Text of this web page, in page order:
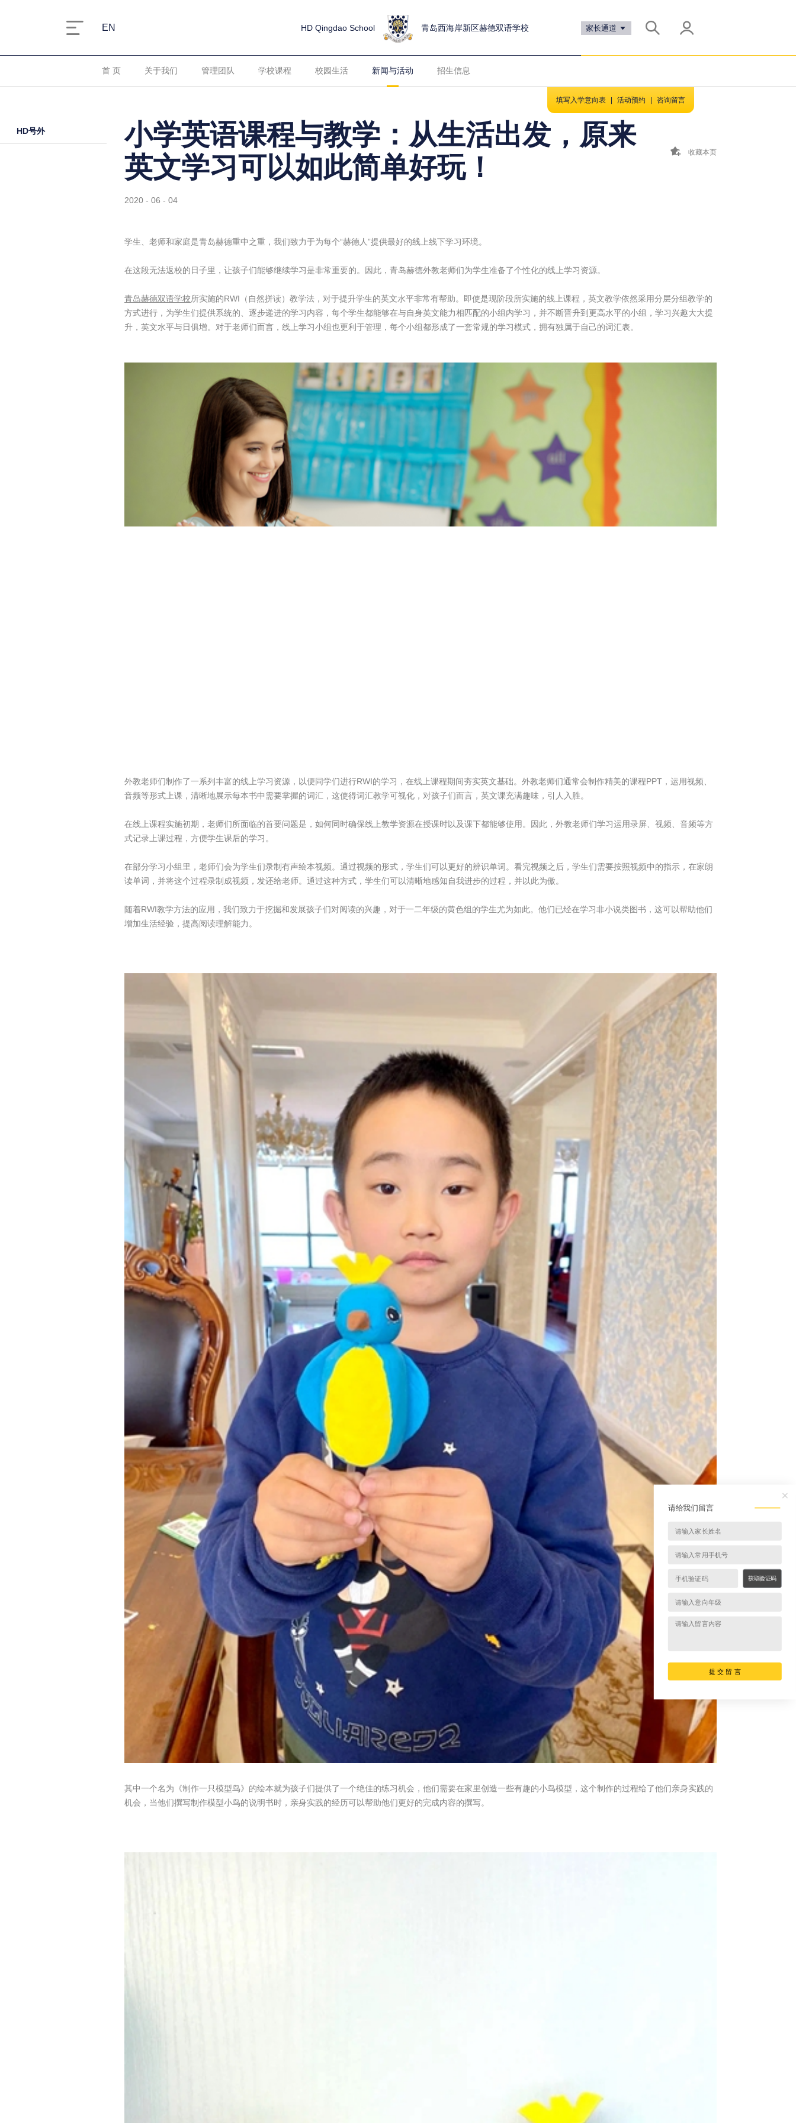
EN 家长通道
HD Qingdao School 青岛西海岸新区赫德双语学校
首 页 关于我们 管理团队 学校课程 校园生活 新闻与活动 招生信息
填写入学意向表 活动预约 咨询留言
HD号外
小学英语课程与教学：从生活出发，原来
英文学习可以如此简单好玩！
收藏本页
2020 - 06 - 04
学生、老师和家庭是青岛赫德重中之重，我们致力于为每个“赫德人”提供最好的线上线下学习环境。
在这段无法返校的日子里，让孩子们能够继续学习是非常重要的。因此，青岛赫德外教老师们为学生准备了个性化的线上学习资源。
青岛赫德双语学校所实施的RWI（自然拼读）教学法，对于提升学生的英文水平非常有帮助。即使是现阶段所实施的线上课程，英文教学依然采用分层分组教学的
方式进行，为学生们提供系统的、逐步递进的学习内容，每个学生都能够在与自身英文能力相匹配的小组内学习，并不断晋升到更高水平的小组，学习兴趣大大提
升，英文水平与日俱增。对于老师们而言，线上学习小组也更利于管理，每个小组都形成了一套常规的学习模式，拥有独属于自己的词汇表。
外教老师们制作了一系列丰富的线上学习资源，以便同学们进行RWI的学习，在线上课程期间夯实英文基础。外教老师们通常会制作精美的课程PPT，运用视频、
音频等形式上课，清晰地展示每本书中需要掌握的词汇，这使得词汇教学可视化，对孩子们而言，英文课充满趣味，引人入胜。
在线上课程实施初期，老师们所面临的首要问题是，如何同时确保线上教学资源在授课时以及课下都能够使用。因此，外教老师们学习运用录屏、视频、音频等方
式记录上课过程，方便学生课后的学习。
在部分学习小组里，老师们会为学生们录制有声绘本视频。通过视频的形式，学生们可以更好的辨识单词。看完视频之后，学生们需要按照视频中的指示，在家朗
读单词，并将这个过程录制成视频，发还给老师。通过这种方式，学生们可以清晰地感知自我进步的过程，并以此为傲。
随着RWI教学方法的应用，我们致力于挖掘和发展孩子们对阅读的兴趣，对于一二年级的黄色组的学生尤为如此。他们已经在学习非小说类图书，这可以帮助他们
增加生活经验，提高阅读理解能力。
其中一个名为《制作一只模型鸟》的绘本就为孩子们提供了一个绝佳的练习机会，他们需要在家里创造一些有趣的小鸟模型，这个制作的过程给了他们亲身实践的
机会，当他们撰写制作模型小鸟的说明书时，亲身实践的经历可以帮助他们更好的完成内容的撰写。
请给我们留言
获取验证码
提 交 留 言